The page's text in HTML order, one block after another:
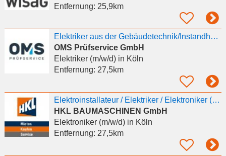
Entfernung: 25,9km
Elektriker aus der Gebäudetechnik/Instandhaltung (m/w/d)
OMS Prüfservice GmbH
Elektriker (m/w/d)in Köln
Entfernung: 27,5km
Elektroinstallateur / Elektriker / Elektroniker (m/w/d)
HKL BAUMASCHINEN GmbH
Elektroniker (m/w/d)in Köln
Entfernung: 27,5km